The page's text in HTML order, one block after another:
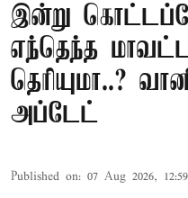
இன்று
எந்தெந்த
தெரியுமா..?
அப்டேட்
Published on: 07 Aug 2026,